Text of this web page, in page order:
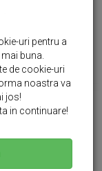
uri pentru a
buna.
de cookie-uri
noastra va
jos!
in continuare!